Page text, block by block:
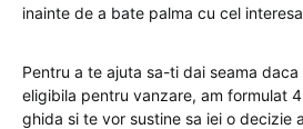
inainte de a bate palma cu cel
Pentru a te ajuta sa-ti dai seama
eligibila pentru vanzare, am formulat
ghida si te vor sustine sa iei o decizie